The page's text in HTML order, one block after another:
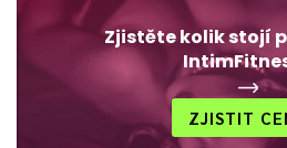
Zjistěte kolik stojí
ZJISTIT